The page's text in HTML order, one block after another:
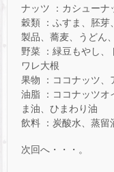
ナッツ ：カシューナ
穀類 ：ふすま、胚芽
製品、蕎麦、うどん
野菜 ：緑豆もやし、
ワレ大根
果物 ：ココナッツ、
油脂 ：ココナッツオ
ま油、ひまわり油
飲料 ：炭酸水、蒸留
次回へ・・・。